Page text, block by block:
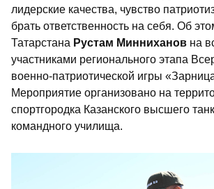
лидерские качества, чувство
брать ответственность на себя. Об
Татарстана Рустам Минниханов на
участниками регионального этапа
военно-патриотической игры
Мероприятие организовано на
спортгородка Казанского высшего
командного училища.